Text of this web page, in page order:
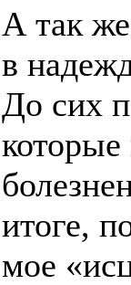
А так
в
До сих
итоге,
мое